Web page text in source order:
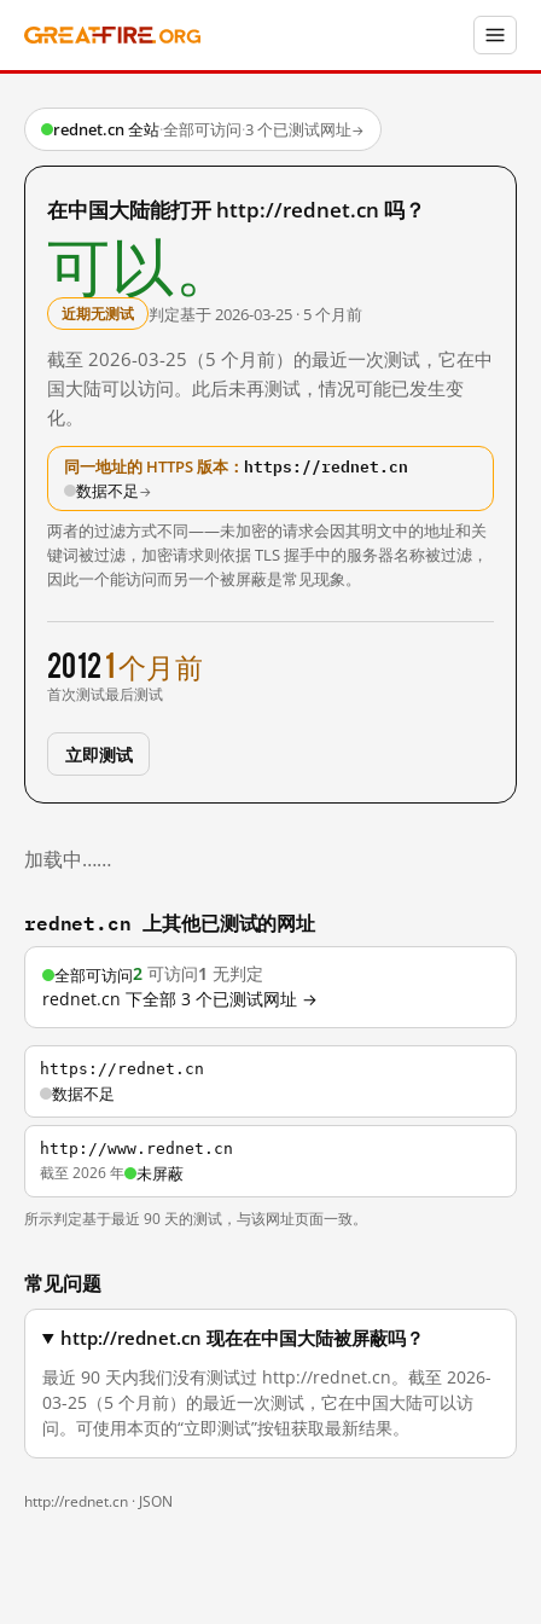
rednet.cn 全站·全部可访问·3 个已测试网址→
在中国大陆能打开 http://rednet.cn 吗？
可以。
近期无测试 判定基于 2026-03-25 · 5 个月前
截至 2026-03-25（5 个月前）的最近一次测试，它在中
国大陆可以访问。此后未再测试，情况可能已发生变
化。
同一地址的 HTTPS 版本： https://rednet.cn
数据不足 →
两者的过滤方式不同——未加密的请求会因其明文中的地址和关
键词被过滤，加密请求则依据 TLS 握手中的服务器名称被过滤，
因此一个能访问而另一个被屏蔽是常见现象。
2012
首次测试
1 个月前
最后测试
立即测试
加载中……
rednet.cn 上其他已测试的网址
全部可访问2 可访问1 无判定
rednet.cn 下全部 3 个已测试网址 →
https://rednet.cn
数据不足
http://www.rednet.cn
截至 2026 年 未屏蔽
所示判定基于最近 90 天的测试，与该网址页面一致。
常见问题
http://rednet.cn 现在在中国大陆被屏蔽吗？
最近 90 天内我们没有测试过 http://rednet.cn。截至 2026-
03-25（5 个月前）的最近一次测试，它在中国大陆可以访
问。可使用本页的“立即测试”按钮获取最新结果。
http://rednet.cn · JSON